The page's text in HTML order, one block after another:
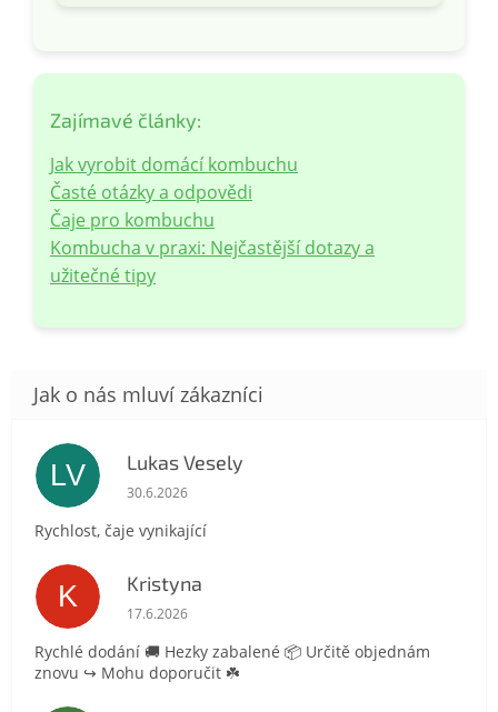
Zajímavé články:
Jak vyrobit domácí kombuchu
Časté otázky a odpovědi
Čaje pro kombuchu
Kombucha v praxi: Nejčastější dotazy a
užitečné tipy
LV Lukas Vesely
Hodnocení obchodu je 5 z 5 hvězdiček.
30.6.2026
Rychlost, čaje vynikající
K Kristyna
Hodnocení obchodu je 5 z 5 hvězdiček.
17.6.2026
Rychlé dodání 🚚 Hezky zabalené 📦 Určitě objednám
znovu ↪️ Mohu doporučit ☘️